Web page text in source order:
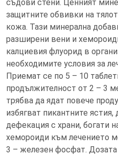
съдови стени. Ценният
защитните обвивки на
кожа. Тази минерална
разширени вени и
калциевия флуорид в
необходимите условия за
Приемат се по 5 – 10
продължителност от 2 – 3
трябва да ядат повече
избягват пикантните
дефекация с храни, богати
хемороиди към лечението
3 – железен фосфат.